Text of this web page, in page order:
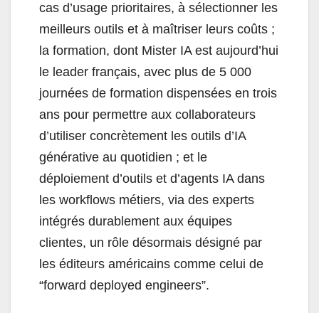
cas d’usage prioritaires, à sélectionner les
meilleurs outils et à maîtriser leurs coûts ;
la formation, dont Mister IA est aujourd’hui
le leader français, avec plus de 5 000
journées de formation dispensées en trois
ans pour permettre aux collaborateurs
d’utiliser concrètement les outils d’IA
générative au quotidien ; et le
déploiement d’outils et d’agents IA dans
les workflows métiers, via des experts
intégrés durablement aux équipes
clientes, un rôle désormais désigné par
les éditeurs américains comme celui de
“forward deployed engineers”.